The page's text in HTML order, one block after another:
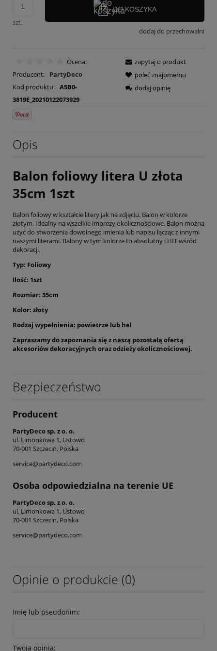
szt.
DO KOSZYKA
dodaj do przechowalni
Ocena:
Producent:
PartyDeco
Kod produktu: A5B0-
3819E_20210122073929
zapytaj o produkt
poleć znajomemu
dodaj opinię
Opis
Balon foliowy litera U złota
35cm 1szt
Balon foliowy w kształcie litery jak na zdjęciu. Balon w kolorze
złotym. Idealny na wszelkie imprezy okolicznościowe. Balon można
użyć do stworzenia dowolnego imienia lub napisu łącząc z innymi
naszymi literami. Balony w tym kolorze to absolutny i HIT wśród
dekoracji.
Typ: Foliowy
Ilość: 1szt
Rozmiar: 35cm
Kolor: złoty
Rodzaj wypełnienia: powietrze lub hel
Zapraszamy do zapoznania się z naszą pozostałą ofertą
akcesoriów dekoracyjnych oraz odzieży okolicznościowej.
Bezpieczeństwo
Producent
PartyDeco sp. z o. o.
ul. Limonkowa 1, Ustowo
70-001 Szczecin, Polska
service@partydeco.com
Osoba odpowiedzialna na terenie UE
PartyDeco sp. z o. o.
ul. Limonkowa 1, Ustowo
70-001 Szczecin, Polska
service@partydeco.com
Opinie o produkcie (0)
Imię lub pseudonim:
Twoja opinia: